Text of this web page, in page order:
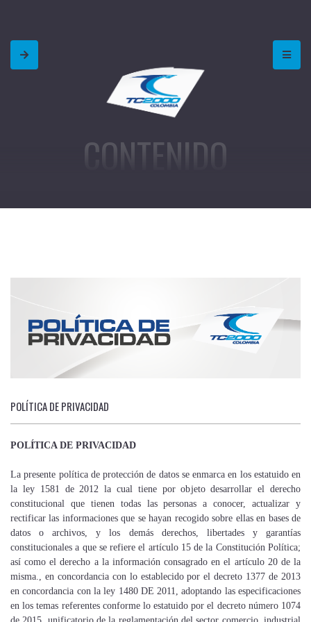
CONTENIDO
POLÍTICA DE PRIVACIDAD
POLÍTICA DE PRIVACIDAD
La presente política de protección de datos se enmarca en los estatuido en
la ley 1581 de 2012 la cual tiene por objeto desarrollar el derecho
constitucional que tienen todas las personas a conocer, actualizar y
rectificar las informaciones que se hayan recogido sobre ellas en bases de
datos o archivos, y los demás derechos, libertades y garantías
constitucionales a que se refiere el artículo 15 de la Constitución Política;
así como el derecho a la información consagrado en el artículo 20 de la
misma., en concordancia con lo establecido por el decreto 1377 de 2013
en concordancia con la ley 1480 DE 2011, adoptando las especificaciones
en los temas referentes conforme lo estatuido por el decreto número 1074